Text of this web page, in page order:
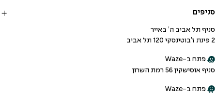
סניפים
סניף תל אביב ה’ באייר
2 פינת ז’בוטינסקי 120 תל אביב
פתח ב-Waze
סניף אוסישקין 56 רמת השרון
פתח ב-Waze